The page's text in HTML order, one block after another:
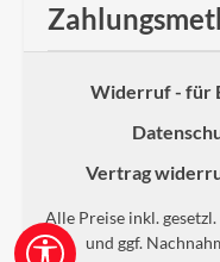
Widerruf - für
Vertrag
Alle Preise inkl.
und ggf.
Werkzeugleiste